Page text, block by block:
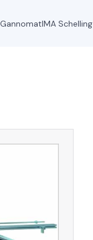
GannomatIMA Schelling